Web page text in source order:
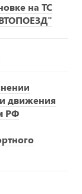
на ТС
движения
РФ